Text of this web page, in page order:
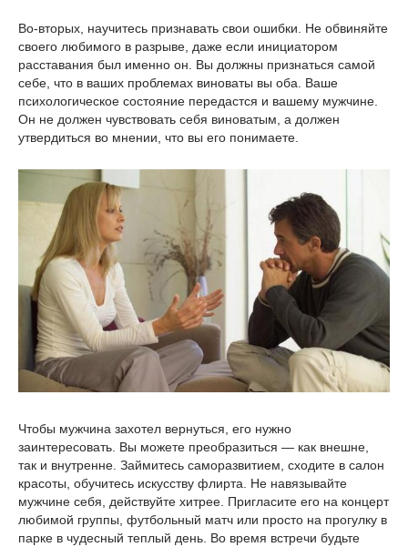
Во-вторых, научитесь признавать свои ошибки. Не обвиняйте
своего любимого в разрыве, даже если инициатором
расставания был именно он. Вы должны признаться самой
себе, что в ваших проблемах виноваты вы оба. Ваше
психологическое состояние передастся и вашему мужчине.
Он не должен чувствовать себя виноватым, а должен
утвердиться во мнении, что вы его понимаете.
Чтобы мужчина захотел вернуться, его нужно
заинтересовать. Вы можете преобразиться — как внешне,
так и внутренне. Займитесь саморазвитием, сходите в салон
красоты, обучитесь искусству флирта. Не навязывайте
мужчине себя, действуйте хитрее. Пригласите его на концерт
любимой группы, футбольный матч или просто на прогулку в
парке в чудесный теплый день. Во время встречи будьте